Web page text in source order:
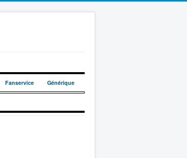
Fanservice Générique